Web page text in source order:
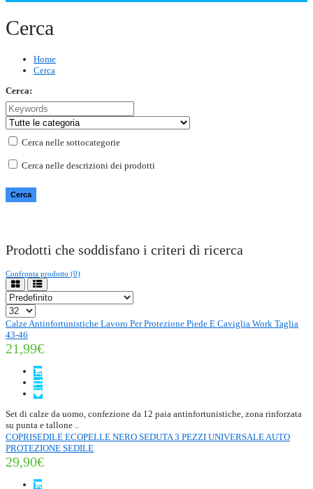
Cerca
Home
Cerca
Cerca:
Cerca nelle sottocategorie
Cerca nelle descrizioni dei prodotti
Prodotti che soddisfano i criteri di ricerca
Confronta prodotto (0)
Calze Antinfortunistiche Lavoro Per Protezione Piede E Caviglia Work Taglia
43-46
21,99€
Set di calze da uomo, confezione da 12 paia antinfortunistiche, zona rinforzata
su punta e tallone ..
COPRISEDILE ECOPELLE NERO SEDUTA 3 PEZZI UNIVERSALE AUTO
PROTEZIONE SEDILE
29,90€